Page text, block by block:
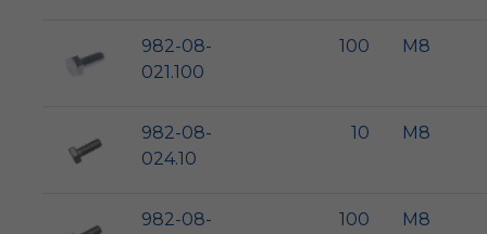
982-08-
021.100
100 M8
982-08-
024.10
10 M8
982-08-
100 M8